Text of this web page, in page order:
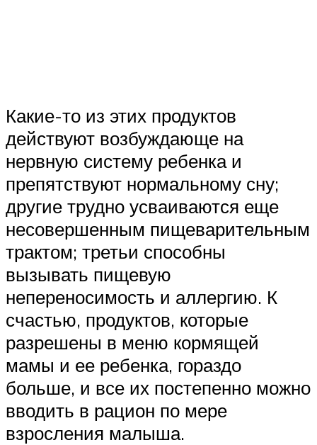
Какие-то из этих продуктов
действуют возбуждающе на
нервную систему ребенка и
препятствуют нормальному сну;
другие трудно усваиваются еще
несовершенным пищеварительным
трактом; третьи способны
вызывать пищевую
непереносимость и аллергию. К
счастью, продуктов, которые
разрешены в меню кормящей
мамы и ее ребенка, гораздо
больше, и все их постепенно можно
вводить в рацион по мере
взросления малыша.